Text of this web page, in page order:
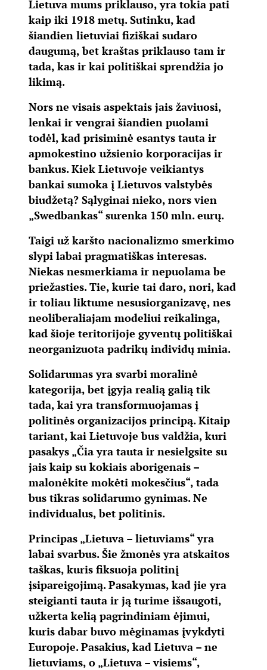
Lietuva mums priklauso, yra tokia pati
kaip iki 1918 metų. Sutinku, kad
šiandien lietuviai fiziškai sudaro
daugumą, bet kraštas priklauso tam ir
tada, kas ir kai politiškai sprendžia jo
likimą.
Nors ne visais aspektais jais žaviuosi,
lenkai ir vengrai šiandien puolami
todėl, kad prisiminė esantys tauta ir
apmokestino užsienio korporacijas ir
bankus. Kiek Lietuvoje veikiantys
bankai sumoka į Lietuvos valstybės
biudžetą? Sąlyginai nieko, nors vien
„Swedbankas“ surenka 150 mln. eurų.
Taigi už karšto nacionalizmo smerkimo
slypi labai pragmatiškas interesas.
Niekas nesmerkiama ir nepuolama be
priežasties. Tie, kurie tai daro, nori, kad
ir toliau liktume nesusiorganizavę, nes
neoliberaliajam modeliui reikalinga,
kad šioje teritorijoje gyventų politiškai
neorganizuota padrikų individų minia.
Solidarumas yra svarbi moralinė
kategorija, bet įgyja realią galią tik
tada, kai yra transformuojamas į
politinės organizacijos principą. Kitaip
tariant, kai Lietuvoje bus valdžia, kuri
pasakys „Čia yra tauta ir nesielgsite su
jais kaip su kokiais aborigenais –
malonėkite mokėti mokesčius“, tada
bus tikras solidarumo gynimas. Ne
individualus, bet politinis.
Principas „Lietuva – lietuviams“ yra
labai svarbus. Šie žmonės yra atskaitos
taškas, kuris fiksuoja politinį
įsipareigojimą. Pasakymas, kad jie yra
steigianti tauta ir ją turime išsaugoti,
užkerta kelią pagrindiniam ėjimui,
kuris dabar buvo mėginamas įvykdyti
Europoje. Pasakius, kad Lietuva – ne
lietuviams, o „Lietuva – visiems“,